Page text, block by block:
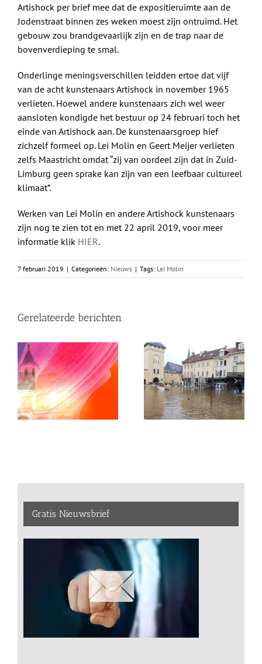
Artishock per brief mee dat de expositieruimte aan de
Jodenstraat binnen zes weken moest zijn ontruimd. Het
gebouw zou brandgevaarlijk zijn en de trap naar de
bovenverdieping te smal.
Onderlinge meningsverschillen leidden ertoe dat vijf
van de acht kunstenaars Artishock in november 1965
verlieten. Hoewel andere kunstenaars zich wel weer
aansloten kondigde het bestuur op 24 februari toch het
einde van Artishock aan. De kunstenaarsgroep hief
zichzelf formeel op. Lei Molin en Geert Meijer verlieten
zelfs Maastricht omdat “zij van oordeel zijn dat in Zuid-
Limburg geen sprake kan zijn van een leefbaar cultureel
klimaat”.
Werken van Lei Molin en andere Artishock kunstenaars
zijn nog te zien tot en met 22 april 2019, voor meer
informatie klik HIER.
7 februari 2019 | Categorieën: Nieuws | Tags: Lei Molin
Gerelateerde berichten
Gratis Nieuwsbrief